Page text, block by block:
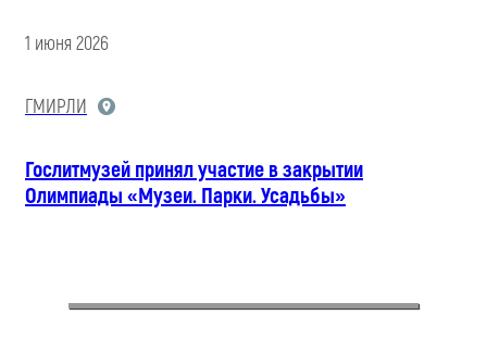
1 июня 2026
ГМИРЛИ
Гослитмузей принял участие в закрытии
Олимпиады «Музеи. Парки. Усадьбы»